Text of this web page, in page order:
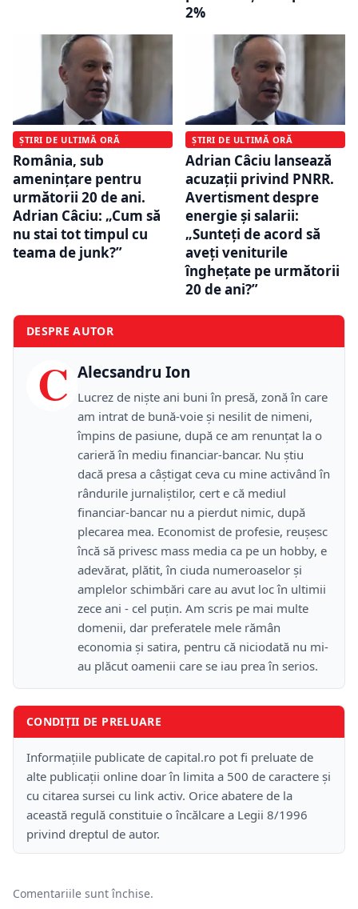
2%
ȘTIRI DE ULTIMĂ ORĂ
România, sub
amenințare pentru
următorii 20 de ani.
Adrian Câciu: „Cum să
nu stai tot timpul cu
teama de junk?”
ȘTIRI DE ULTIMĂ ORĂ
Adrian Câciu lansează
acuzații privind PNRR.
Avertisment despre
energie și salarii:
„Sunteți de acord să
aveți veniturile
înghețate pe următorii
20 de ani?”
DESPRE AUTOR
C Alecsandru Ion
Lucrez de niște ani buni în presă, zonă în care
am intrat de bună-voie și nesilit de nimeni,
împins de pasiune, după ce am renunțat la o
carieră în mediu financiar-bancar. Nu știu
dacă presa a câștigat ceva cu mine activând în
rândurile jurnaliștilor, cert e că mediul
financiar-bancar nu a pierdut nimic, după
plecarea mea. Economist de profesie, reușesc
încă să privesc mass media ca pe un hobby, e
adevărat, plătit, în ciuda numeroaselor și
amplelor schimbări care au avut loc în ultimii
zece ani - cel puțin. Am scris pe mai multe
domenii, dar preferatele mele rămân
economia și satira, pentru că niciodată nu mi-
au plăcut oamenii care se iau prea în serios.
CONDIȚII DE PRELUARE
Informațiile publicate de capital.ro pot fi preluate de
alte publicații online doar în limita a 500 de caractere și
cu citarea sursei cu link activ. Orice abatere de la
această regulă constituie o încălcare a Legii 8/1996
privind dreptul de autor.
Comentariile sunt închise.